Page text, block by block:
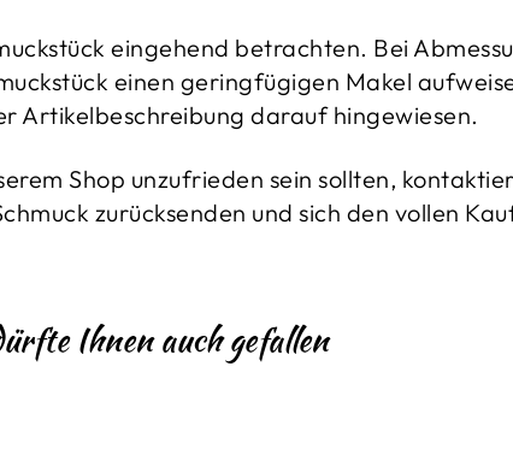
eingehend betrachten. Bei
einen geringfügigen Makel
Artikelbeschreibung darauf hingewiesen.
Shop unzufrieden sein sollten,
zurücksenden und sich den vollen
Ihnen auch gefallen